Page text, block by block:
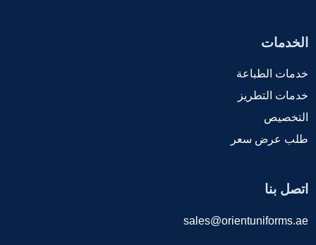
الخدمات
خدمات الطباعة
خدمات التطريز
التخصيص
طلب عرض سعر
اتصل بنا
sales@orientuniforms.ae